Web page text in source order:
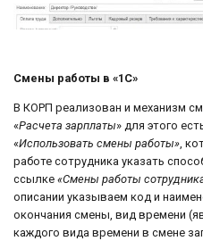
Смены работы в «1С»
В КОРП реализован и механизм
«Расчета зарплаты» для этого
«Использовать смены работы»,
работе сотрудника указать
ссылке «Смены работы
описании указываем код и
окончания смены, вид времени
каждого вида времени в смене